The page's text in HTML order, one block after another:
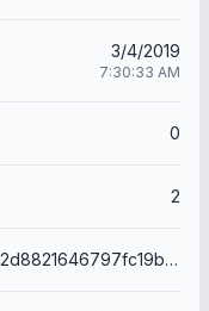
3/4/2019
7:30:33 AM
0
2
8557012d8821646797fc19be05908415da6ffd98132e1a4f56823136f9666925